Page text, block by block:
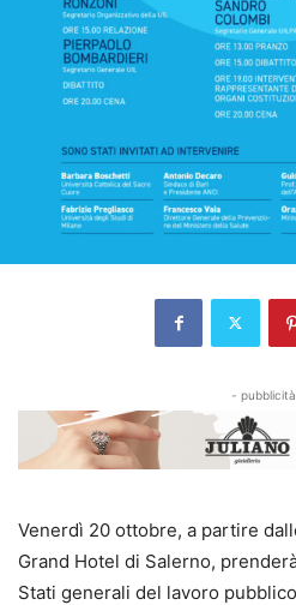
-
Venerdì 20 ottobre, a partire
Grand Hotel di Salerno,
Stati generali del lavoro